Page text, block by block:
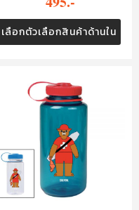
เลือกตัวเลือกสินค้าด้านใน